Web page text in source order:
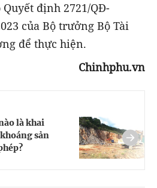
định 2721/QĐ-
của Bộ trưởng Bộ Tài
để thực hiện.
Chinhphu.vn
là khai
sản